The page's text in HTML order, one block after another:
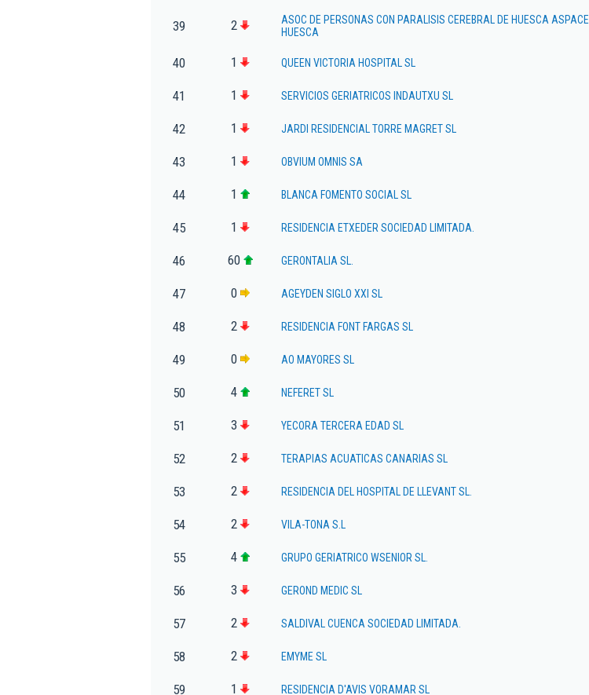
39 2
ASOC DE PERSONAS CON PARALISIS CEREBRAL DE HUESCA ASPACE
HUESCA
40 1 QUEEN VICTORIA HOSPITAL SL
41 1 SERVICIOS GERIATRICOS INDAUTXU SL
42 1 JARDI RESIDENCIAL TORRE MAGRET SL
43 1 OBVIUM OMNIS SA
44 1 BLANCA FOMENTO SOCIAL SL
45 1 RESIDENCIA ETXEDER SOCIEDAD LIMITADA.
46 60 GERONTALIA SL.
47 0 AGEYDEN SIGLO XXI SL
48 2 RESIDENCIA FONT FARGAS SL
49 0 AO MAYORES SL
50 4 NEFERET SL
51 3 YECORA TERCERA EDAD SL
52 2 TERAPIAS ACUATICAS CANARIAS SL
53 2 RESIDENCIA DEL HOSPITAL DE LLEVANT SL.
54 2 VILA-TONA S.L
55 4 GRUPO GERIATRICO WSENIOR SL.
56 3 GEROND MEDIC SL
57 2 SALDIVAL CUENCA SOCIEDAD LIMITADA.
58 2 EMYME SL
59 1 RESIDENCIA D'AVIS VORAMAR SL